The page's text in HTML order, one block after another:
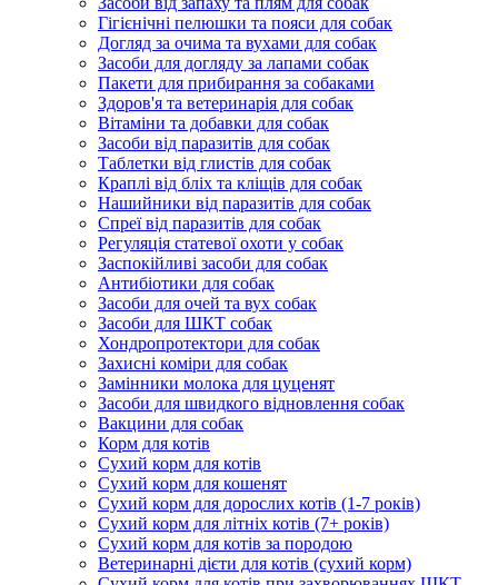
Гігієнічні пелюшки та пояси для собак
Догляд за очима та вухами для собак
Засоби для догляду за лапами собак
Пакети для прибирання за собаками
Здоров'я та ветеринарія для собак
Вітаміни та добавки для собак
Засоби від паразитів для собак
Таблетки від глистів для собак
Краплі від бліх та кліщів для собак
Нашийники від паразитів для собак
Спреї від паразитів для собак
Регуляція статевої охоти у собак
Заспокійливі засоби для собак
Антибіотики для собак
Засоби для очей та вух собак
Засоби для ШКТ собак
Хондропротектори для собак
Захисні коміри для собак
Замінники молока для цуценят
Засоби для швидкого відновлення собак
Вакцини для собак
Корм для котів
Сухий корм для котів
Сухий корм для кошенят
Сухий корм для дорослих котів (1-7 років)
Сухий корм для літніх котів (7+ років)
Сухий корм для котів за породою
Ветеринарні дієти для котів (сухий корм)